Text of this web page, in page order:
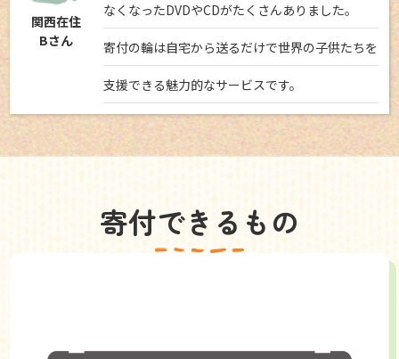
関西在住
Bさん
なくなったDVDやCDがたくさんありました。
寄付の輪は自宅から送るだけで世界の子供たちを
支援できる魅力的なサービスです。
寄付できるもの